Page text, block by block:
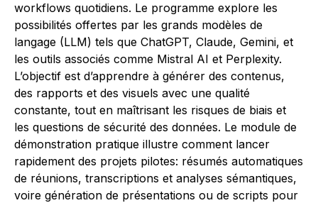
workflows quotidiens. Le programme explore les
possibilités offertes par les grands modèles de
langage (LLM) tels que ChatGPT, Claude, Gemini, et
les outils associés comme Mistral AI et Perplexity.
L’objectif est d’apprendre à générer des contenus,
des rapports et des visuels avec une qualité
constante, tout en maîtrisant les risques de biais et
les questions de sécurité des données. Le module de
démonstration pratique illustre comment lancer
rapidement des projets pilotes: résumés automatiques
de réunions, transcriptions et analyses sémantiques,
voire génération de présentations ou de scripts pour